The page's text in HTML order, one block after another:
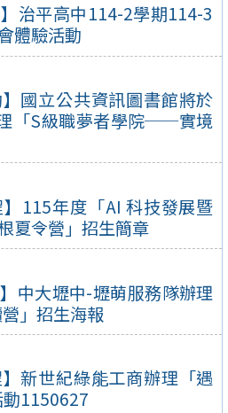
】治平高中114-2學期114-3
體驗活動
】國立公共資訊圖書館將於
「S級職夢者學院──實境
】115年度「AI 科技發展暨
夏令營」招生簡章
中大壢中-壢萌服務隊辦理
」招生海報
】新世紀綠能工商辦理「遇
1150627